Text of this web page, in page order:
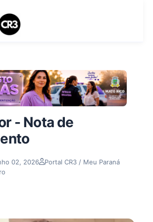
Uso
- Nota de
02, 2026
Portal CR3 / Meu Paraná